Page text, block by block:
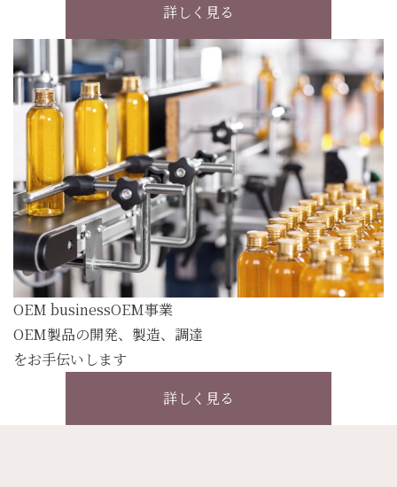
詳しく見る
OEM businessOEM事業
OEM製品の開発、製造、調達
をお手伝いします
詳しく見る